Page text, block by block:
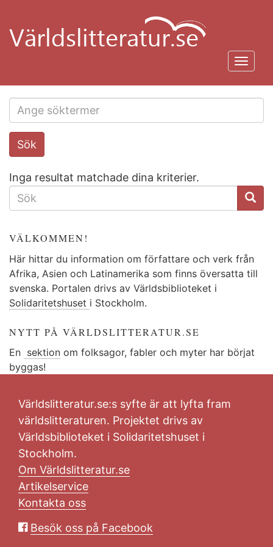
huvudinnehåll
Search
this
Sök
Inga resultat matchade dina kriterier.
SÖKFORMULÄR
VÄLKOMMEN!
Här hittar du information om författare och verk från
Afrika, Asien och Latinamerika som finns översatta till
svenska. Portalen drivs av Världsbiblioteket i
Solidaritetshuset i Stockholm.
NYTT PÅ VÄRLDSLITTERATUR.SE
En sektion om folksagor, fabler och myter har börjat
byggas!
Världslitteratur.se:s syfte är att lyfta fram
världslitteraturen. Projektet drivs av
Världsbiblioteket i Solidaritetshuset i
Stockholm.
Om Världslitteratur.se
Artikelservice
Kontakta oss
Besök oss på Facebook